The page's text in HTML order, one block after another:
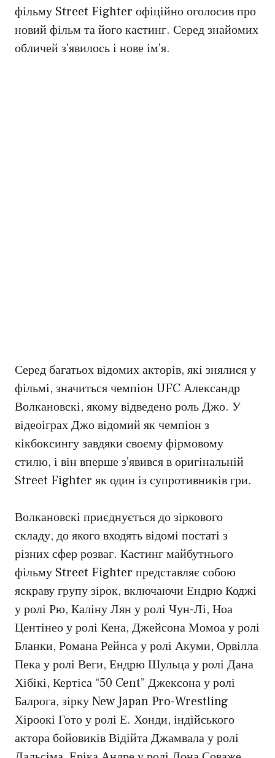
фільму Street Fighter офіційно оголосив про
новий фільм та його кастинг. Серед знайомих
обличей з’явилось і нове ім’я.
Серед багатьох відомих акторів, які знялися у
фільмі, значиться чемпіон UFC Александр
Волкановскі, якому відведено роль Джо. У
відеоіграх Джо відомий як чемпіон з
кікбоксингу завдяки своєму фірмовому
стилю, і він вперше з’явився в оригінальній
Street Fighter як один із супротивників гри.
Волкановскі приєднується до зіркового
складу, до якого входять відомі постаті з
різних сфер розваг. Кастинг майбутнього
фільму Street Fighter представляє собою
яскраву групу зірок, включаючи Ендрю Коджі
у ролі Рю, Каліну Лян у ролі Чун-Лі, Ноа
Центінео у ролі Кена, Джейсона Момоа у ролі
Бланки, Романа Рейнса у ролі Акуми, Орвілла
Пека у ролі Веги, Ендрю Шульца у ролі Дана
Хібікі, Кертіса “50 Cent” Джексона у ролі
Балрога, зірку New Japan Pro-Wrestling
Хіроокі Гото у ролі Е. Хонди, індійського
актора бойовиків Відійта Джамвала у ролі